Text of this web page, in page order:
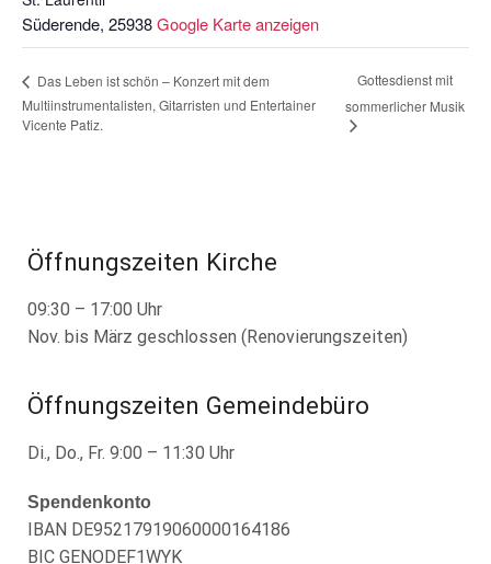
Süderende, 25938Google Karte anzeigen
Das Leben ist schön – Konzert mit dem
Multiinstrumentalisten, Gitarristen und Entertainer
Vicente Patiz.
Gottesdienst mit
sommerlicher Musik
Öffnungszeiten Kirche
09:30 – 17:00 Uhr
Nov. bis März geschlossen (Renovierungszeiten)
Öffnungszeiten Gemeindebüro
Di., Do., Fr. 9:00 – 11:30 Uhr
Spendenkonto
IBAN DE95217919060000164186
BIC GENODEF1WYK